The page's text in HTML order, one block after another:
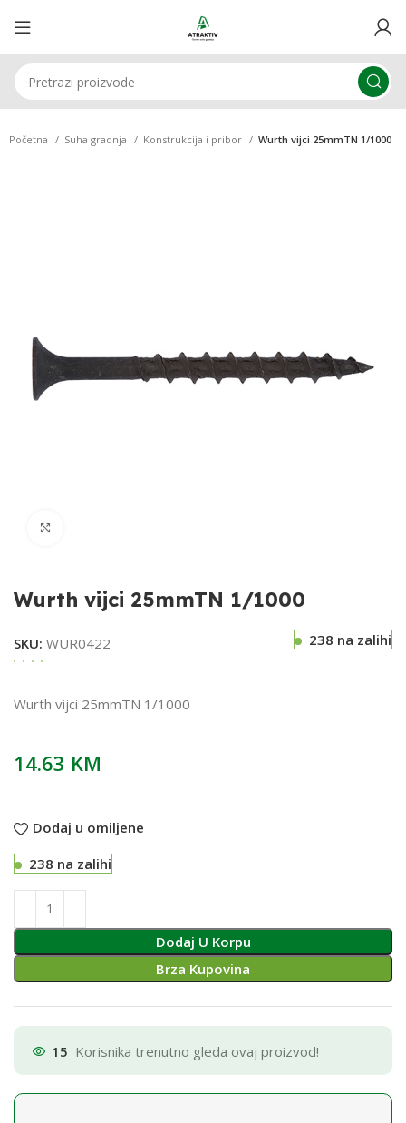
Početna Suha gradnja Konstrukcija i pribor Wurth vijci 25mmTN 1/1000
Wurth vijci 25mmTN 1/1000
SKU:WUR0422 238 na zalihi
Wurth vijci 25mmTN 1/1000
14.63 KM
Dodaj u omiljene
238 na zalihi
Dodaj U Korpu
Brza Kupovina
15 Korisnika trenutno gleda ovaj proizvod!